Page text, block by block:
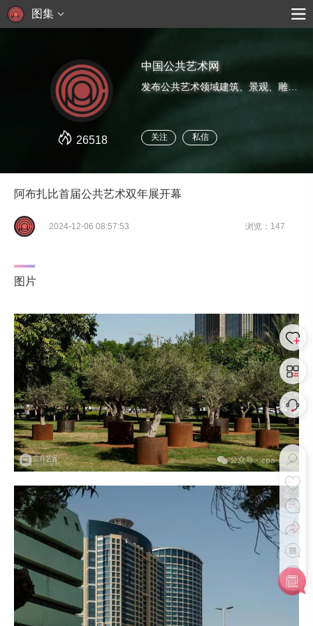
图集
26518
中国公共艺术网
发布公共艺术领域建筑、景观、雕塑、装置、新媒体等艺术前沿资讯。
关注 私信
阿布扎比首届公共艺术双年展开幕
2024-12-06 08:57:53 浏览：147
图片